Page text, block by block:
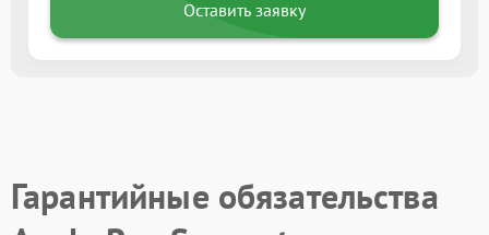
Оставить заявку
Гарантийные обязательства